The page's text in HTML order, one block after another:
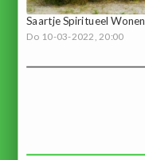
Saartje Spiritueel Wonen
Do 10-03-2022, 20:00